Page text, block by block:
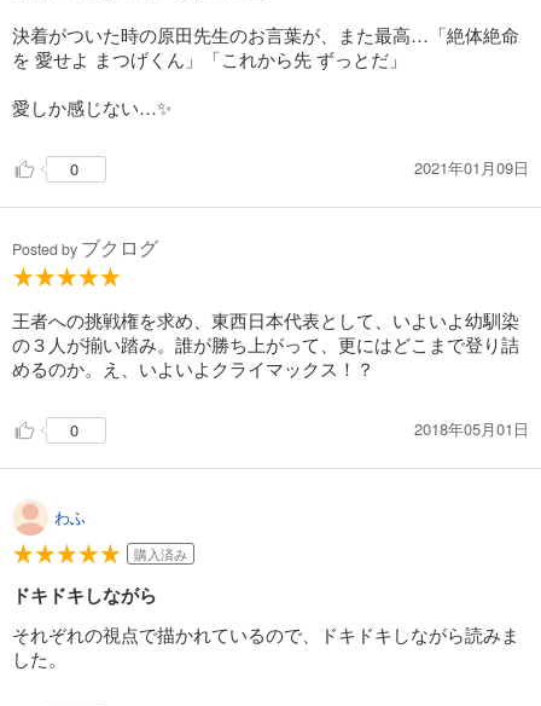
決着がついた時の原田先生のお言葉が、また最高…「絶体絶命
を 愛せよ まつげくん」「これから先 ずっとだ」
愛しか感じない…✨
0 2021年01月09日
Posted by ブクログ
王者への挑戦権を求め、東西日本代表として、いよいよ幼馴染
の３人が揃い踏み。誰が勝ち上がって、更にはどこまで登り詰
めるのか。え、いよいよクライマックス！？
0 2018年05月01日
わふ
購入済み
ドキドキしながら
それぞれの視点で描かれているので、ドキドキしながら読みま
した。